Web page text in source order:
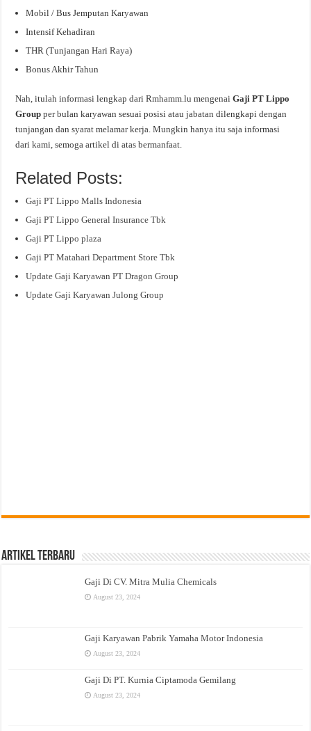
Mobil / Bus Jemputan Karyawan
Intensif Kehadiran
THR (Tunjangan Hari Raya)
Bonus Akhir Tahun
Nah, itulah informasi lengkap dari Rmhamm.lu mengenaiGaji PT Lippo
Groupper bulan karyawan sesuai posisi atau jabatan dilengkapi dengan
tunjangan dan syarat melamar kerja. Mungkin hanya itu saja informasi
dari kami, semoga artikel di atas bermanfaat.
Related Posts:
Gaji PT Lippo Malls Indonesia
Gaji PT Lippo General Insurance Tbk
Gaji PT Lippo plaza
Gaji PT Matahari Department Store Tbk
Update Gaji Karyawan PT Dragon Group
Update Gaji Karyawan Julong Group
Artikel Terbaru
Gaji Di CV. Mitra Mulia Chemicals
August 23, 2024
Gaji Karyawan Pabrik Yamaha Motor Indonesia
August 23, 2024
Gaji Di PT. Kurnia Ciptamoda Gemilang
August 23, 2024